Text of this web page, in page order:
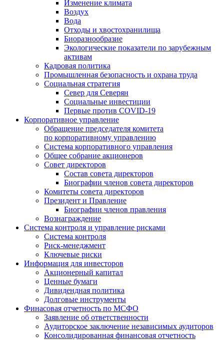
Изменение климата
Воздух
Вода
Отходы и хвостохранилища
Биоразнообразие
Экологические показатели по зарубежным
активам
Кадровая политика
Промышленная безопасность и охрана труда
Социальная стратегия
Север для Северян
Социальные инвестиции
Первые против COVID‑19
Корпоративное управление
Обращение председателя комитета
по корпоративному управлению
Система корпоративного управления
Общее собрание акционеров
Совет директоров
Состав совета директоров
Биографии членов совета директоров
Комитеты совета директоров
Президент и Правление
Биографии членов правления
Вознаграждение
Система контроля и управление рисками
Система контроля
Риск-менеджмент
Ключевые риски
Информация для инвесторов
Акционерный капитал
Ценные бумаги
Дивидендная политика
Долговые инструменты
Финасовая отчетность по МСФО
Заявление об ответственности
Аудиторское заключение независимых аудиторов
Консолидированная финансовая отчетность